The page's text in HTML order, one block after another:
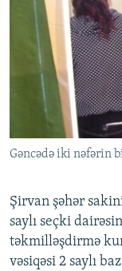
MULTIMEDIA
VIDEO
FOTOQALEREYA
İNFOQRAFIKA
KARIKATURA
RADIO ARXIV
OXU ZALI
AZƏRBAYCAN
İSLAM VƏ
İZ - MƏDƏNIYYƏT
HAQQIMIZDA
MISSIYAMIZ
PEŞƏ ETIKASI VƏ
BIZIMLƏ ƏLAQƏ
XƏBƏR
BIZI IZLƏ
Gəncədə iki nəfərin
Şirvan şəhər
saylı seçki
təkmilləşdirmə
vəsiqəsi 2 saylı